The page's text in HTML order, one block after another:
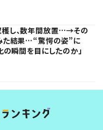
し、数年間放置…→その
た結果…“驚愕の姿”に
の瞬間を目にしたのか」